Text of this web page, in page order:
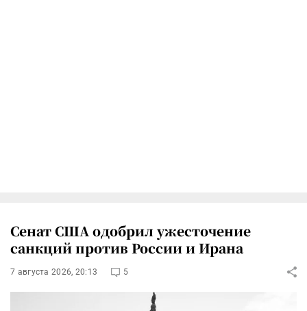
Сенат США одобрил ужесточение
санкций против России и Ирана
7 августа 2026, 20:13 5